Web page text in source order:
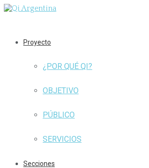
Proyecto
¿POR QUÉ QI?
OBJETIVO
PÚBLICO
SERVICIOS
Secciones